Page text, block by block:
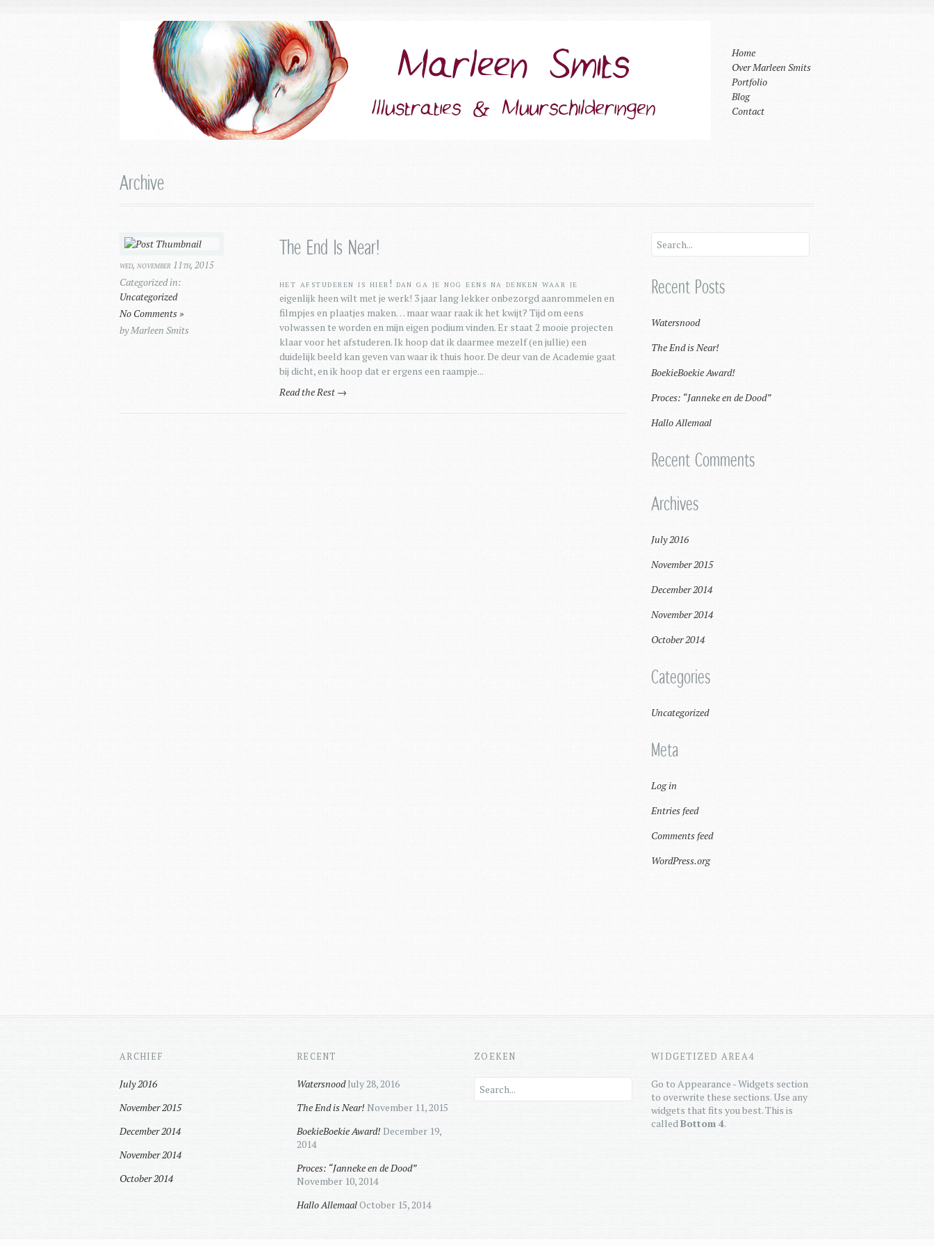
Home
Over Marleen Smits
Portfolio
Blog
Contact
Archive
wed, november 11th, 2015
Categorized in:
Uncategorized
No Comments »
by Marleen Smits
The End Is Near!
Het afstuderen is hier! Dan ga je nog eens na denken waar je
eigenlijk heen wilt met je werk! 3 jaar lang lekker onbezorgd aanrommelen en
filmpjes en plaatjes maken… maar waar raak ik het kwijt? Tijd om eens
volwassen te worden en mijn eigen podium vinden. Er staat 2 mooie projecten
klaar voor het afstuderen. Ik hoop dat ik daarmee mezelf (en jullie) een
duidelijk beeld kan geven van waar ik thuis hoor. De deur van de Academie gaat
bij dicht, en ik hoop dat er ergens een raampje...
Read the Rest →
Recent Posts
Watersnood
The End is Near!
BoekieBoekie Award!
Proces: “Janneke en de Dood”
Hallo Allemaal
Recent Comments
Archives
July 2016
November 2015
December 2014
November 2014
October 2014
Categories
Uncategorized
Meta
Log in
Entries feed
Comments feed
WordPress.org
ARCHIEF
July 2016
November 2015
December 2014
November 2014
October 2014
RECENT
Watersnood July 28, 2016
The End is Near!November 11, 2015
BoekieBoekie Award!December 19,
2014
Proces: “Janneke en de Dood”
November 10, 2014
Hallo AllemaalOctober 15, 2014
ZOEKEN WIDGETIZED AREA4
Go to Appearance - Widgets section
to overwrite these sections. Use any
widgets that fits you best. This is
calledBottom 4.